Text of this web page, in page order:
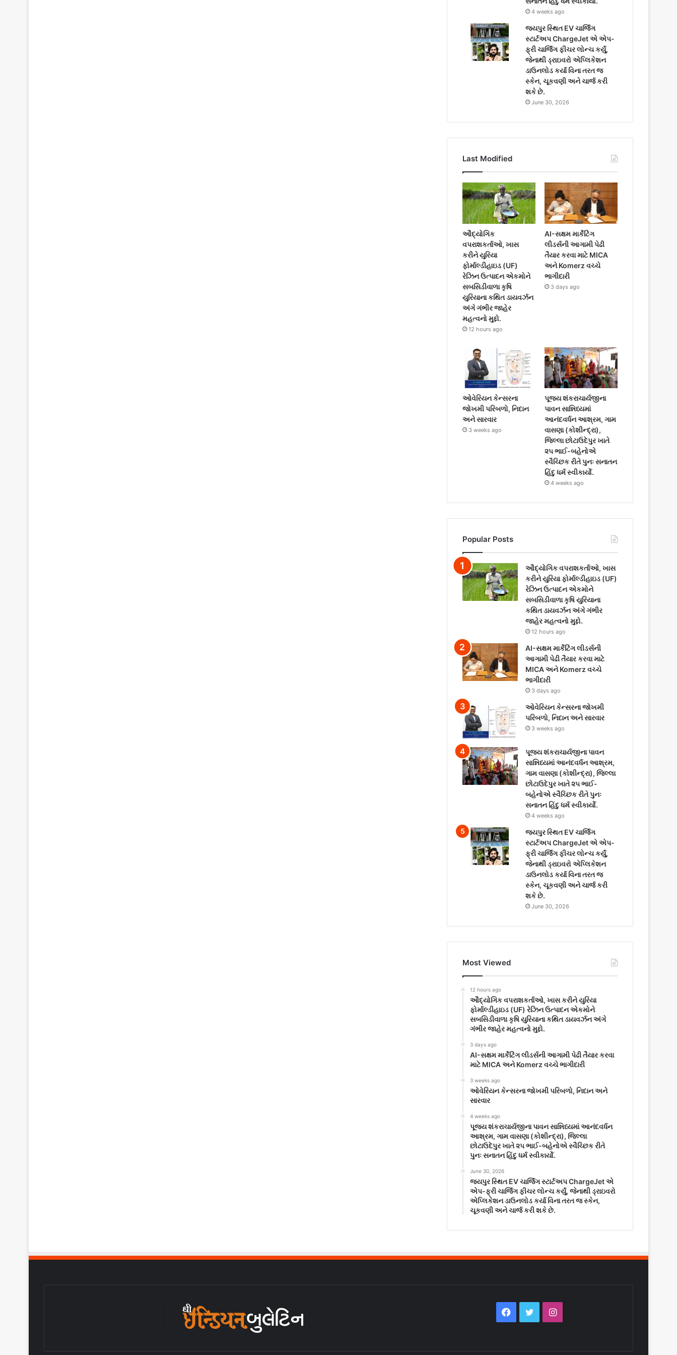
4 weeks ago
જયપુર સ્થિત EV ચાર્જિંગ
સ્ટાર્ટઅપ ChargeJet એ એપ-
ફ્રી ચાર્જિંગ ફીચર લોન્ચ કર્યું,
જેનાથી ડ્રાઇવરો એપ્લિકેશન
ડાઉનલોડ કર્યા વિના તરત જ
સ્કેન, ચૂકવણી અને ચાર્જ કરી
શકે છે.
June 30, 2026
Last Modified
ઔદ્યોગિક
વપરાશકર્તાઓ, ખાસ
કરીને યુરિયા
ફોર્માલ્ડીહાઇડ (UF)
રેઝિન ઉત્પાદન એકમોને
સબસિડીવાળા કૃષિ
યુરિયાના કથિત ડાયવર્ઝન
અંગે ગંભીર જાહેર
મહત્વનો મુદ્દો.
12 hours ago
AI-સક્ષમ માર્કેટિંગ
લીડર્સની આગામી પેઢી
તૈયાર કરવા માટે MICA
અને Komerz વચ્ચે
ભાગીદારી
3 days ago
ઓવેરિયન કેન્સરના
જોખમી પરિબળો, નિદાન
અને સારવાર
3 weeks ago
પૂજ્ય શંકરાચાર્યજીના
પાવન સાન્નિધ્યમાં
આનંદવર્ધન આશ્રમ, ગામ
વાસણા (કોશીન્દ્રા),
જિલ્લા છોટાઉદેપુર ખાતે
૨૫ ભાઈ-બહેનોએ
સ્વૈચ્છિક રીતે પુનઃ સનાતન
હિંદુ ધર્મ સ્વીકાર્યો.
4 weeks ago
Popular Posts
ઔદ્યોગિક વપરાશકર્તાઓ, ખાસ
કરીને યુરિયા ફોર્માલ્ડીહાઇડ (UF)
રેઝિન ઉત્પાદન એકમોને
સબસિડીવાળા કૃષિ યુરિયાના
કથિત ડાયવર્ઝન અંગે ગંભીર
જાહેર મહત્વનો મુદ્દો.
12 hours ago
AI-સક્ષમ માર્કેટિંગ લીડર્સની
આગામી પેઢી તૈયાર કરવા માટે
MICA અને Komerz વચ્ચે
ભાગીદારી
3 days ago
ઓવેરિયન કેન્સરના જોખમી
પરિબળો, નિદાન અને સારવાર
3 weeks ago
પૂજ્ય શંકરાચાર્યજીના પાવન
સાન્નિધ્યમાં આનંદવર્ધન આશ્રમ,
ગામ વાસણા (કોશીન્દ્રા), જિલ્લા
છોટાઉદેપુર ખાતે ૨૫ ભાઈ-
બહેનોએ સ્વૈચ્છિક રીતે પુનઃ
સનાતન હિંદુ ધર્મ સ્વીકાર્યો.
4 weeks ago
જયપુર સ્થિત EV ચાર્જિંગ
સ્ટાર્ટઅપ ChargeJet એ એપ-
ફ્રી ચાર્જિંગ ફીચર લોન્ચ કર્યું,
જેનાથી ડ્રાઇવરો એપ્લિકેશન
ડાઉનલોડ કર્યા વિના તરત જ
સ્કેન, ચૂકવણી અને ચાર્જ કરી
શકે છે.
June 30, 2026
Most Viewed
12 hours ago
ઔદ્યોગિક વપરાશકર્તાઓ, ખાસ કરીને યુરિયા
ફોર્માલ્ડીહાઇડ (UF) રેઝિન ઉત્પાદન એકમોને
સબસિડીવાળા કૃષિ યુરિયાના કથિત ડાયવર્ઝન અંગે
ગંભીર જાહેર મહત્વનો મુદ્દો.
3 days ago
AI-સક્ષમ માર્કેટિંગ લીડર્સની આગામી પેઢી તૈયાર કરવા
માટે MICA અને Komerz વચ્ચે ભાગીદારી
3 weeks ago
ઓવેરિયન કેન્સરના જોખમી પરિબળો, નિદાન અને
સારવાર
4 weeks ago
પૂજ્ય શંકરાચાર્યજીના પાવન સાન્નિધ્યમાં આનંદવર્ધન
આશ્રમ, ગામ વાસણા (કોશીન્દ્રા), જિલ્લા
છોટાઉદેપુર ખાતે ૨૫ ભાઈ-બહેનોએ સ્વૈચ્છિક રીતે
પુનઃ સનાતન હિંદુ ધર્મ સ્વીકાર્યો.
June 30, 2026
જયપુર સ્થિત EV ચાર્જિંગ સ્ટાર્ટઅપ ChargeJet એ
એપ-ફ્રી ચાર્જિંગ ફીચર લોન્ચ કર્યું, જેનાથી ડ્રાઇવરો
એપ્લિકેશન ડાઉનલોડ કર્યા વિના તરત જ સ્કેન,
ચૂકવણી અને ચાર્જ કરી શકે છે.
Facebook
TwitterInstagram